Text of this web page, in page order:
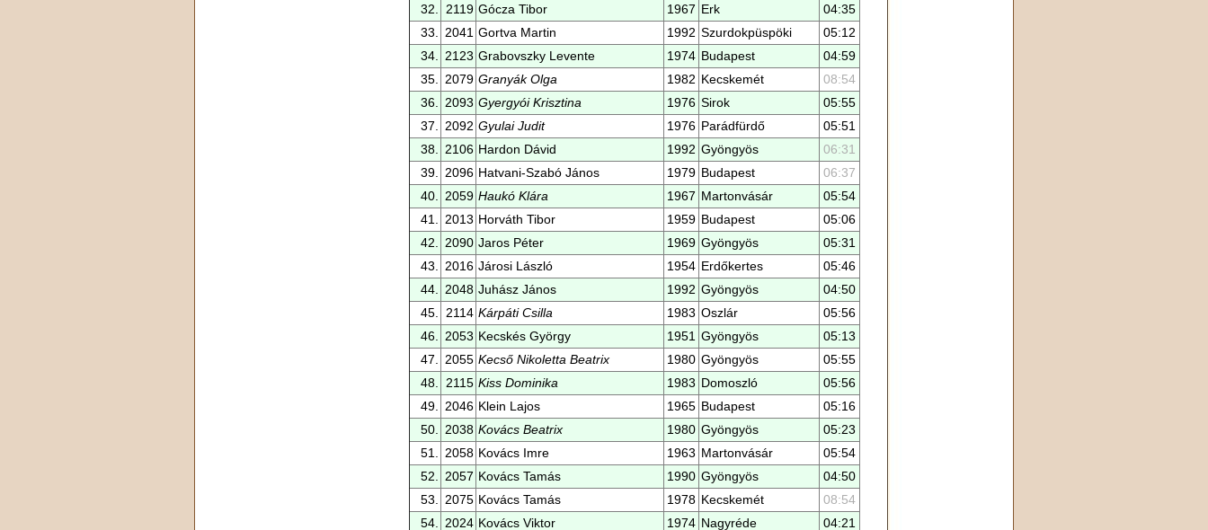
32.
2119 Gócza Tibor 1967 Erk
04:35
33.
2041 Gortva Martin 1992 Szurdokpüspöki
05:12
34.
2123 Grabovszky Levente 1974 Budapest
04:59
35.
2079 Granyák Olga 1982 Kecskemét
08:54
36.
2093 Gyergyói Krisztina 1976 Sirok
05:55
37.
2092 Gyulai Judit 1976 Parádfürdő
05:51
38.
2106 Hardon Dávid 1992 Gyöngyös
06:31
39.
2096 Hatvani-Szabó János 1979 Budapest
06:37
40.
2059 Haukó Klára 1967 Martonvásár
05:54
41.
2013 Horváth Tibor 1959 Budapest
05:06
42.
2090 Jaros Péter 1969 Gyöngyös
05:31
43.
2016 Járosi László 1954 Erdőkertes
05:46
44.
2048 Juhász János 1992 Gyöngyös
04:50
45.
2114 Kárpáti Csilla 1983 Oszlár
05:56
46.
2053 Kecskés György 1951 Gyöngyös
05:13
47.
2055 Kecső Nikoletta Beatrix 1980 Gyöngyös
05:55
48.
2115 Kiss Dominika 1983 Domoszló
05:56
49.
2046 Klein Lajos 1965 Budapest
05:16
50.
2038 Kovács Beatrix 1980 Gyöngyös
05:23
51.
2058 Kovács Imre 1963 Martonvásár
05:54
52.
2057 Kovács Tamás 1990 Gyöngyös
04:50
53.
2075 Kovács Tamás 1978 Kecskemét
08:54
54.
2024 Kovács Viktor 1974 Nagyréde
04:21